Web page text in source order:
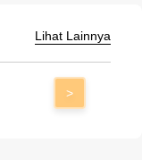
Lihat Lainnya
>